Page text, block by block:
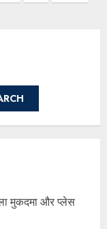
मुकदमा और प्लेस